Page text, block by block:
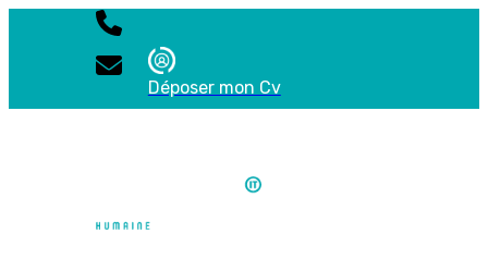
Déposer mon Cv